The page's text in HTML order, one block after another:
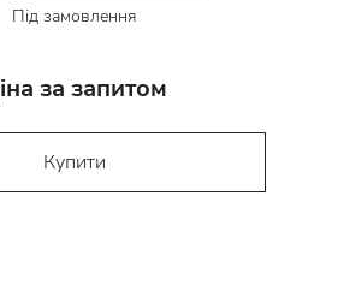
Під замовлення
за запитом
Купити